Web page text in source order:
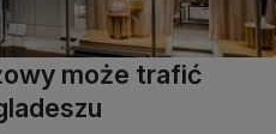
może trafić